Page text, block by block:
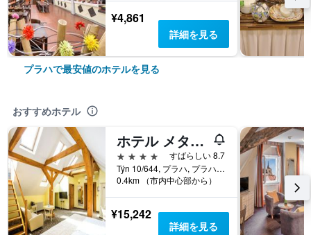
¥4,861
詳細を見る
プラハで最安値のホテルを見る
おすすめホテル
ホテル メタモルフィス
4つ星
すばらしい 8.7
Týn 10/644, プラハ, プラハ（行政区）, チェコ
0.4km （市内中心部から）
¥15,242
詳細を見る